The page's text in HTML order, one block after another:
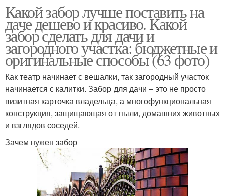
Какой забор лучше поставить на
даче дешево и красиво. Какой
забор сделать для дачи и
загородного участка: бюджетные и
оригинальные способы (63 фото)
Как театр начинает с вешалки, так загородный участок
начинается с калитки. Забор для дачи – это не просто
визитная карточка владельца, а многофункциональная
конструкция, защищающая от пыли, домашних животных
и взглядов соседей.
Зачем нужен забор